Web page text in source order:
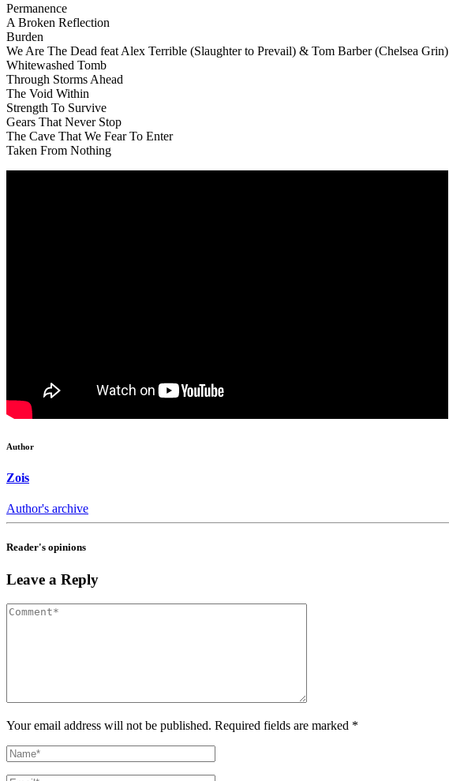
Permanence
A Broken Reflection
Burden
We Are The Dead feat Alex Terrible (Slaughter to Prevail) & Tom Barber (Chelsea Grin)
Whitewashed Tomb
Through Storms Ahead
The Void Within
Strength To Survive
Gears That Never Stop
The Cave That We Fear To Enter
Taken From Nothing
Author
Zois
Author's archive
Reader's opinions
Leave a Reply
Your email address will not be published. Required fields are marked *